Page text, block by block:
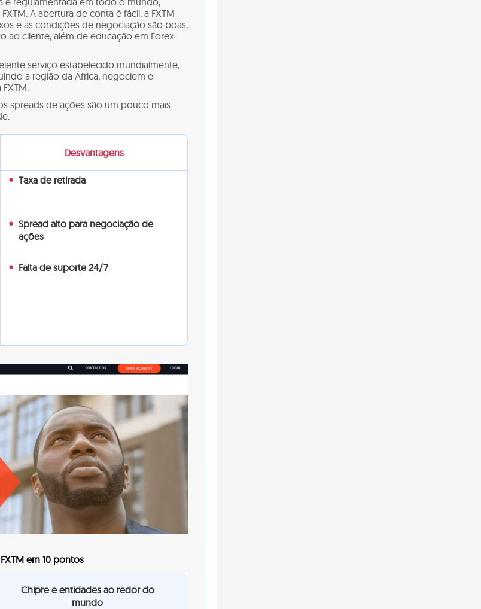
A abertura de conta é fácil, a FXTM
e as condições de negociação são boas,
ao cliente, além de educação em Forex.
serviço estabelecido mundialmente,
a região da África, negociem e
spreads de ações são um pouco mais
Desvantagens
Taxa de retirada
Spread alto para negociação de
ações
Falta de suporte 24/7
em 10 pontos
Chipre e entidades ao redor do
mundo